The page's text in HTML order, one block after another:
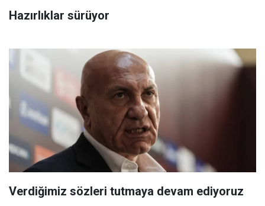
Hazırlıklar sürüyor
Verdiğimiz sözleri tutmaya devam ediyoruz